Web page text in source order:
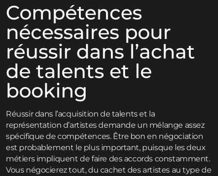
Compétences
nécessaires pour
réussir dans l’achat
de talents et le
booking
Réussir dans l’acquisition de talents et la
représentation d’artistes demande un mélange assez
spécifique de compétences. Être bon en négociation
est probablement le plus important, puisque les deux
métiers impliquent de faire des accords constamment.
Vous négocierez tout, du cachet des artistes au type de